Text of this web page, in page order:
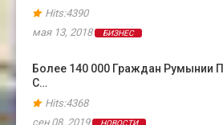
Hits:4390
мая 13, 2018
БИЗНЕС
Более 140 000 Граждан Румынии
С…
Hits:4368
сен 08, 2019
НОВОСТИ